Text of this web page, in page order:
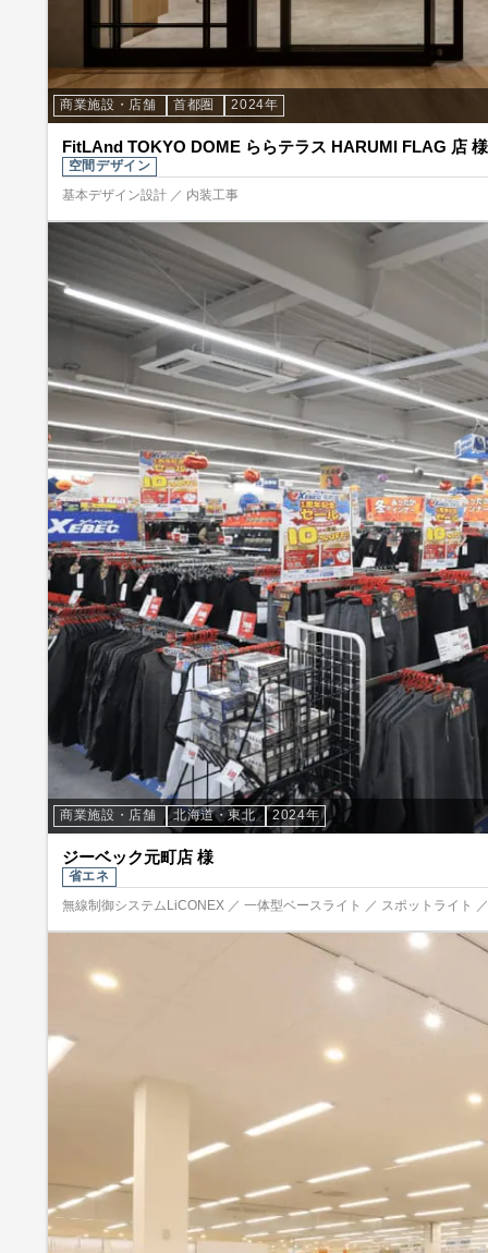
商業施設・店舗 首都圏 2024年
FitLAnd TOKYO DOME ららテラス HARUMI FLAG 店 様
空間デザイン
基本デザイン設計 ／ 内装工事
商業施設・店舗 北海道・東北 2024年
ジーベック元町店 様
省エネ
無線制御システムLiCONEX ／ 一体型ベースライト ／ スポットライト